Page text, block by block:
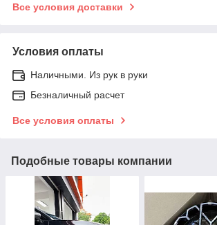
Все условия доставки
Условия оплаты
Наличными. Из рук в руки
Безналичный расчет
Все условия оплаты
Подобные товары компании